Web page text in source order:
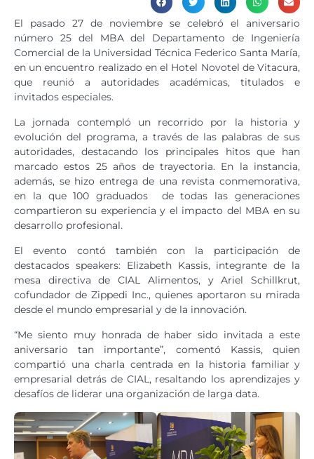
El pasado 27 de noviembre se celebró el aniversario
número 25 del MBA del Departamento de Ingeniería
Comercial de la Universidad Técnica Federico Santa María,
en un encuentro realizado en el Hotel Novotel de Vitacura,
que reunió a autoridades académicas, titulados e
invitados especiales.
La jornada contempló un recorrido por la historia y
evolución del programa, a través de las palabras de sus
autoridades, destacando los principales hitos que han
marcado estos 25 años de trayectoria. En la instancia,
además, se hizo entrega de una revista conmemorativa,
en la que 100 graduados de todas las generaciones
compartieron su experiencia y el impacto del MBA en su
desarrollo profesional.
El evento contó también con la participación de
destacados speakers: Elizabeth Kassis, integrante de la
mesa directiva de CIAL Alimentos, y Ariel Schillkrut,
cofundador de Zippedi Inc., quienes aportaron su mirada
desde el mundo empresarial y de la innovación.
“Me siento muy honrada de haber sido invitada a este
aniversario tan importante”, comentó Kassis, quien
compartió una charla centrada en la historia familiar y
empresarial detrás de CIAL, resaltando los aprendizajes y
desafíos de liderar una organización de larga data.